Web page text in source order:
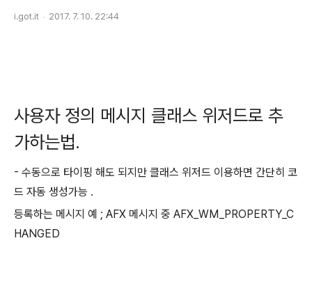
i.got.it 2017. 7. 10. 22:44
사용자 정의 메시지 클래스 위저드로 추
가하는법.
- 수동으로 타이핑 해도 되지만 클래스 위저드 이용하면 간단히 코
드 자동 생성가능 .
등록하는 메시지 예 ; AFX 메시지 중 AFX_WM_PROPERTY_C
HANGED